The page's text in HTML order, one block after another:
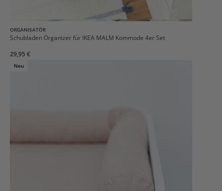
ORGANISATÖR
Schubladen Organizer für IKEA MALM Kommode 4er Set
29,95 €
Neu